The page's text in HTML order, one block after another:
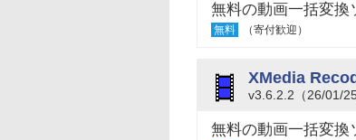
無料の動画一括変換
無料 （寄付歓迎）
XMedia
v3.6.2.2（26/01/25
無料の動画一括変換